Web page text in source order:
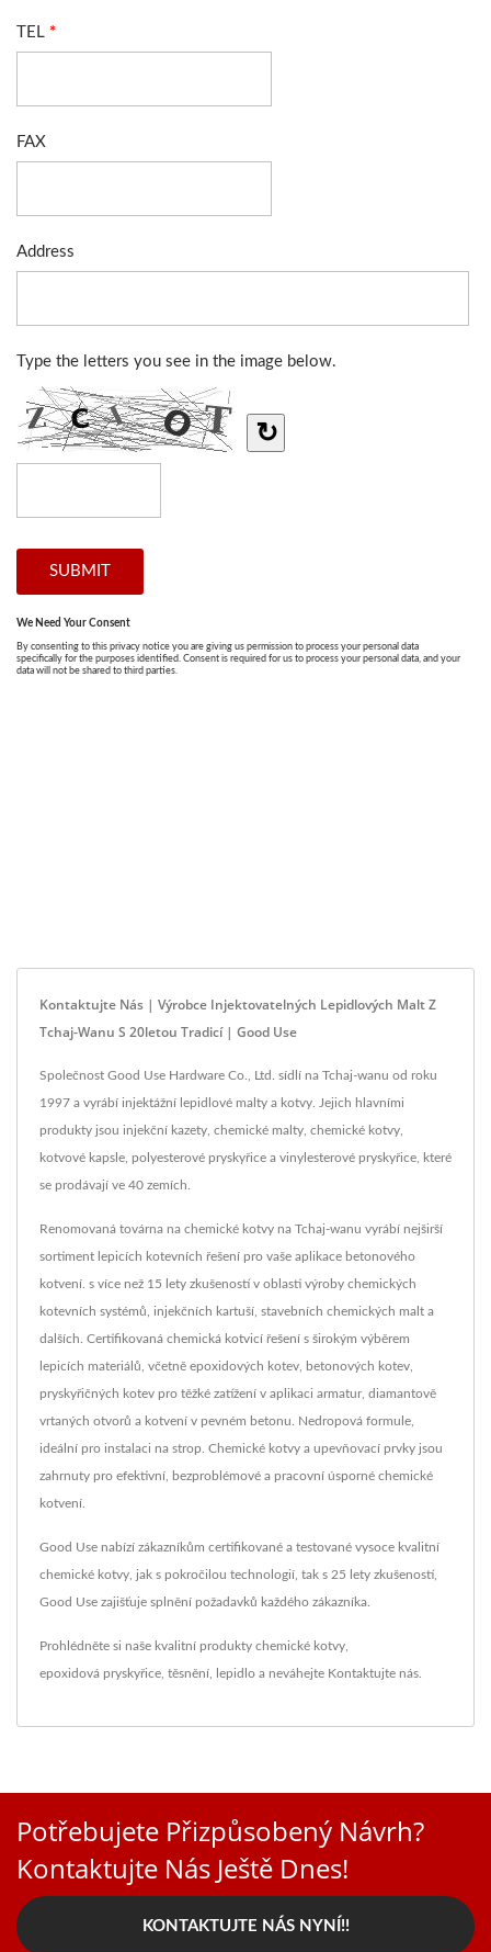
Kontaktujte Nás | Výrobce Injektovatelných Lepidlových Malt Z
Tchaj-Wanu S 20letou Tradicí | Good Use
Společnost Good Use Hardware Co., Ltd. sídlí na Tchaj-wanu od roku
1997 a vyrábí injektážní lepidlové malty a kotvy. Jejich hlavními
produkty jsou injekční kazety, chemické malty, chemické kotvy,
kotvové kapsle, polyesterové pryskyřice a vinylesterové pryskyřice, které
se prodávají ve 40 zemích.
Renomovaná továrna na chemické kotvy na Tchaj-wanu vyrábí nejširší
sortiment lepicích kotevních řešení pro vaše aplikace betonového
kotvení. s více než 15 lety zkušeností v oblasti výroby chemických
kotevních systémů, injekčních kartuší, stavebních chemických malt a
dalších. Certifikovaná chemická kotvicí řešení s širokým výběrem
lepicích materiálů, včetně epoxidových kotev, betonových kotev,
pryskyřičných kotev pro těžké zatížení v aplikaci armatur, diamantově
vrtaných otvorů a kotvení v pevném betonu. Nedropová formule,
ideální pro instalaci na strop. Chemické kotvy a upevňovací prvky jsou
zahrnuty pro efektivní, bezproblémové a pracovní úsporné chemické
kotvení.
Good Use nabízí zákazníkům certifikované a testované vysoce kvalitní
chemické kotvy, jak s pokročilou technologií, tak s 25 lety zkušeností,
Good Use zajišťuje splnění požadavků každého zákazníka.
Prohlédněte si naše kvalitní produkty chemické kotvy
epoxidová pryskyřice těsnění lepidlo a neváhejte Kontaktujte nás
Potřebujete Přizpůsobený Návrh?
Kontaktujte Nás Ještě Dnes!
KONTAKTUJTE NÁS NYNÍ!!